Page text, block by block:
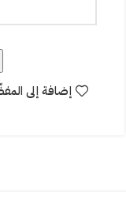
إضافة إلى